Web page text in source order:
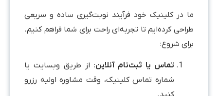
در کلینیک خود فرآیند نوبت‌گیری ساده و سریعی
کرده‌ایم تا تجربه‌ای راحت برای شما فراهم کنیم.
شروع:
تماس یا ثبت‌نام آنلاین: از طریق وبسایت یا
شماره تماس کلینیک، وقت مشاوره اولیه رزرو